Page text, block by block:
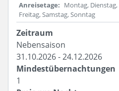
Anreisetage
Montag,
Freitag, Samstag, Sonntag
Nebensaison
31.10.2026 - 24.12.2026
1